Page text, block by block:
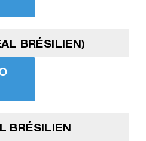
BRÉSILIEN)
BRÉSILIEN